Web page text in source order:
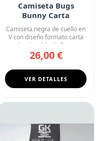
Camiseta Bugs
Bunny Carta
Coleccionable
Looney Tunes
Camiseta negra de cuello en
V con diseño formato carta
coleccionable de Bugs ...
26,00 €
VER DETALLES